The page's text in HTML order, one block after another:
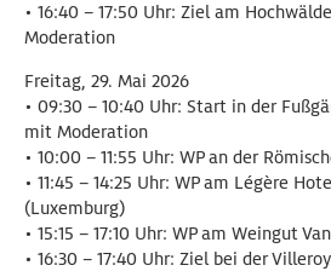
• 16:40 – 17:50 Uhr: Ziel am
Moderation
Freitag, 29. Mai 2026
• 09:30 – 10:40 Uhr: Start in der
mit Moderation
• 10:00 – 11:55 Uhr: WP an der
• 11:45 – 14:25 Uhr: WP am Légère
(Luxemburg)
• 15:15 – 17:10 Uhr: WP am Weingut
• 16:30 – 17:40 Uhr: Ziel bei der